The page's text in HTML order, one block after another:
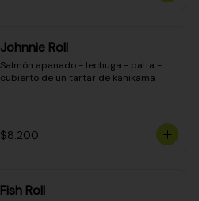
Johnnie Roll
Salmón apanado - lechuga - palta -
cubierto de un tartar de kanikama
$8.200
Fish Roll